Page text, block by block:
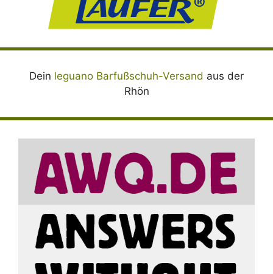
Dein leguano Barfußschuh-Versand aus der
Rhön